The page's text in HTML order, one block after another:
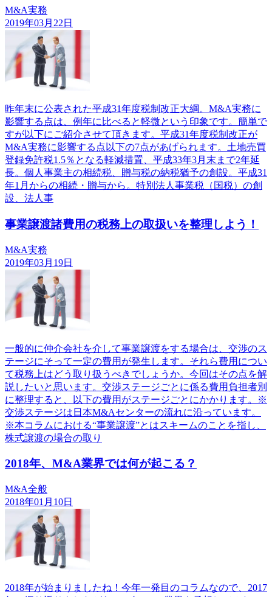
M&A実務
2019年03月22日
昨年末に公表された平成31年度税制改正大綱。M&A実務に
影響する点は、例年に比べると軽微という印象です。簡単で
すが以下にご紹介させて頂きます。平成31年度税制改正が
M&A実務に影響する点以下の7点があげられます。土地売買
登録免許税1.5％となる軽減措置、平成33年3月末まで2年延
長。個人事業主の相続税、贈与税の納税猶予の創設。平成31
年1月からの相続・贈与から。特別法人事業税（国税）の創
設、法人事
事業譲渡諸費用の税務上の取扱いを整理しよう！
M&A実務
2019年03月19日
一般的に仲介会社を介して事業譲渡をする場合は、交渉のス
テージにそって一定の費用が発生します。それら費用につい
て税務上はどう取り扱うべきでしょうか。今回はその点を解
説したいと思います。交渉ステージごとに係る費用負担者別
に整理すると、以下の費用がステージごとにかかります。※
交渉ステージは日本M&Aセンターの流れに沿っています。
※本コラムにおける“事業譲渡”とはスキームのことを指し、
株式譲渡の場合の取り
2018年、M&A業界では何が起こる？
M&A全般
2018年01月10日
2018年が始まりましたね！今年一発目のコラムなので、2017